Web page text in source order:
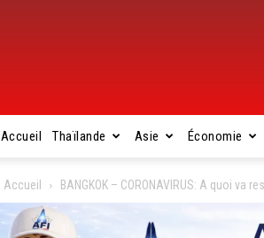
Accueil Thaïlande Asie Économie
Accueil BANGKOK – CORONAVIRUS: A quoi